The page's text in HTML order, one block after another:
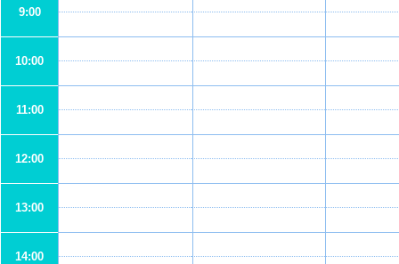
9:00
10:00
11:00
12:00
13:00
14:00